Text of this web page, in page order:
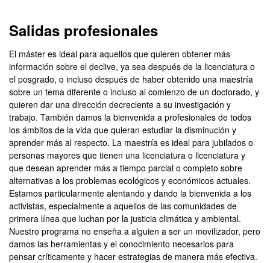
Salidas profesionales
El máster es ideal para aquellos que quieren obtener más
información sobre el declive, ya sea después de la licenciatura o
el posgrado, o incluso después de haber obtenido una maestría
sobre un tema diferente o incluso al comienzo de un doctorado, y
quieren dar una dirección decreciente a su investigación y
trabajo. También damos la bienvenida a profesionales de todos
los ámbitos de la vida que quieran estudiar la disminución y
aprender más al respecto. La maestría es ideal para jubilados o
personas mayores que tienen una licenciatura o licenciatura y
que desean aprender más a tiempo parcial o completo sobre
alternativas a los problemas ecológicos y económicos actuales.
Estamos particularmente alentando y dando la bienvenida a los
activistas, especialmente a aquellos de las comunidades de
primera línea que luchan por la justicia climática y ambiental.
Nuestro programa no enseña a alguien a ser un movilizador, pero
damos las herramientas y el conocimiento necesarios para
pensar críticamente y hacer estrategias de manera más efectiva.